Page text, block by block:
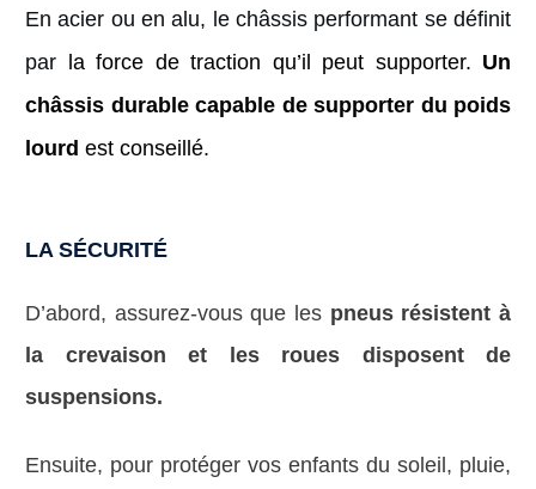
En acier ou en alu, le châssis performant se définit
par la force de traction qu’il peut supporter. Un
châssis durable capable de supporter du poids
lourd est conseillé.
LA SÉCURITÉ
D’abord, assurez-vous que les pneus résistent à
la crevaison et les roues disposent de
suspensions.
Ensuite, pour protéger vos enfants du soleil, pluie,